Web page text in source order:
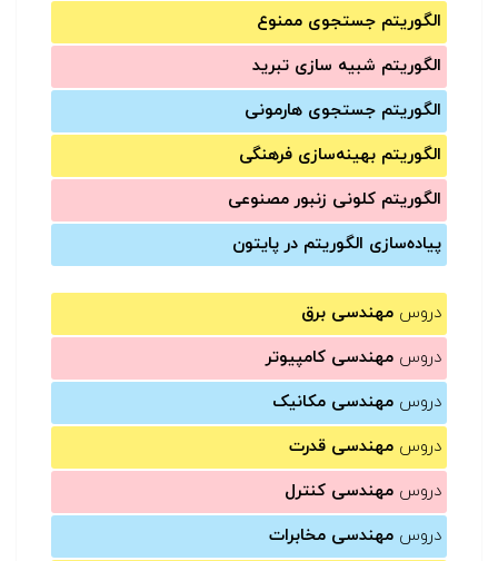
الگوریتم جستجوی ممنوع
الگوریتم شبیه سازی تبرید
الگوریتم جستجوی هارمونی
الگوریتم بهینه‌سازی فرهنگی
الگوریتم کلونی زنبور مصنوعی
پیاده‌سازی الگوریتم در پایتون
دروس مهندسی برق
دروس مهندسی کامپیوتر
دروس مهندسی مکانیک
دروس مهندسی قدرت
دروس مهندسی کنترل
دروس مهندسی مخابرات